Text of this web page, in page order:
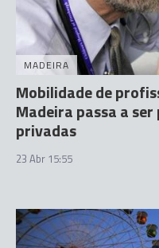
MADEIRA
Mobilidade de
Madeira passa a
privadas
23 Abr 15:55